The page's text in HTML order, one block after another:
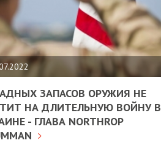
ЗАПАСОВ ОРУЖИЯ НЕ
НА ДЛИТЕЛЬНУЮ ВОЙНУ В
- ГЛАВА NORTHROP
10.02.2025